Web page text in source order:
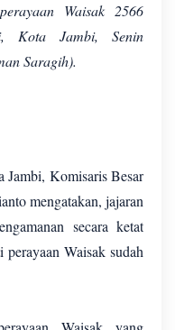
Waisak 2566
Kota Jambi, Senin
Saragih).
Jambi, Komisaris Besar
mengatakan, jajaran
secara ketat
Waisak sudah